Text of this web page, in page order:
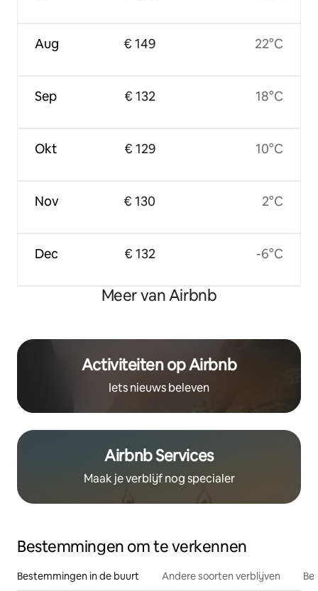
Aug
Sep
Okt
Nov
Dec
€ 149
€ 132
€ 129
€ 130
€ 132
22°C
18°C
10°C
2°C
-6°C
Meer van Airbnb
Activiteiten op Airbnb
Iets nieuws beleven
Airbnb Services
Maak je verblijf nog specialer
Bestemmingen om te verkennen
Bestemmingen in de buurt Andere soorten verblijven